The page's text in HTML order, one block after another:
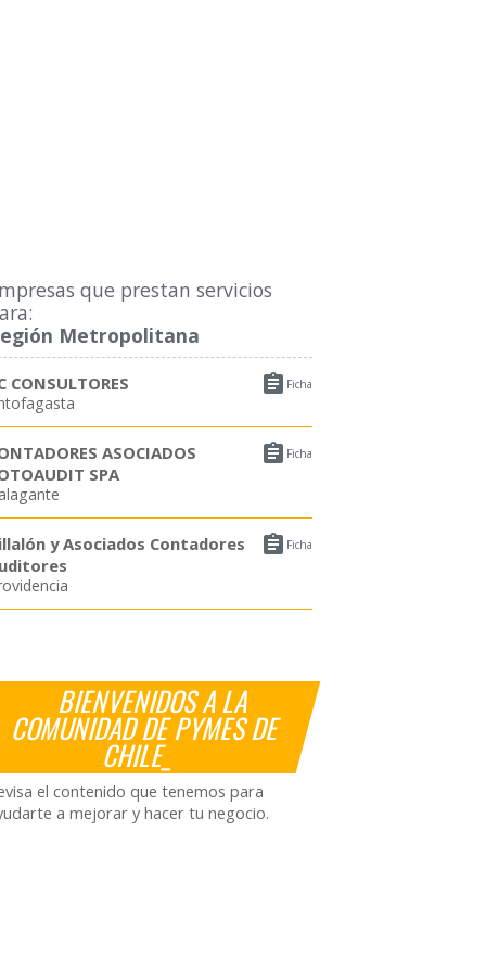
que prestan servicios
Metropolitana
 Ficha
CONSULTORES
 Ficha
ASOCIADOS
SPA
 Ficha
y Asociados Contadores
BIENVENIDOS A LA
COMUNIDAD DE PYMES DE
CHILE_
el contenido que tenemos para
a mejorar y hacer tu negocio.